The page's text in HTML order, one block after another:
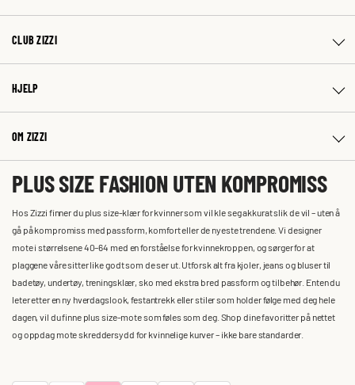
CLUB ZIZZI
HJELP
OM ZIZZI
PLUS SIZE FASHION UTEN KOMPROMISS
Hos Zizzi finner du plus size-klær for kvinner som vil kle seg akkurat slik de vil – uten å
gå på kompromiss med passform, komfort eller de nyeste trendene. Vi designer
mote i størrelsene 40–64 med en forståelse for kvinnekroppen, og sørger for at
plaggene våre sitter like godt som de ser ut. Utforsk alt fra kjoler, jeans og bluser til
badetøy, undertøy, treningsklær, sko med ekstra bred passform og tilbehør. Enten du
leter etter en ny hverdagslook, festantrekk eller stiler som holder følge med deg hele
dagen, vil du finne plus size-mote som føles som deg. Shop dine favoritter på nettet
og oppdag mote skreddersydd for kvinnelige kurver – ikke bare standarder.